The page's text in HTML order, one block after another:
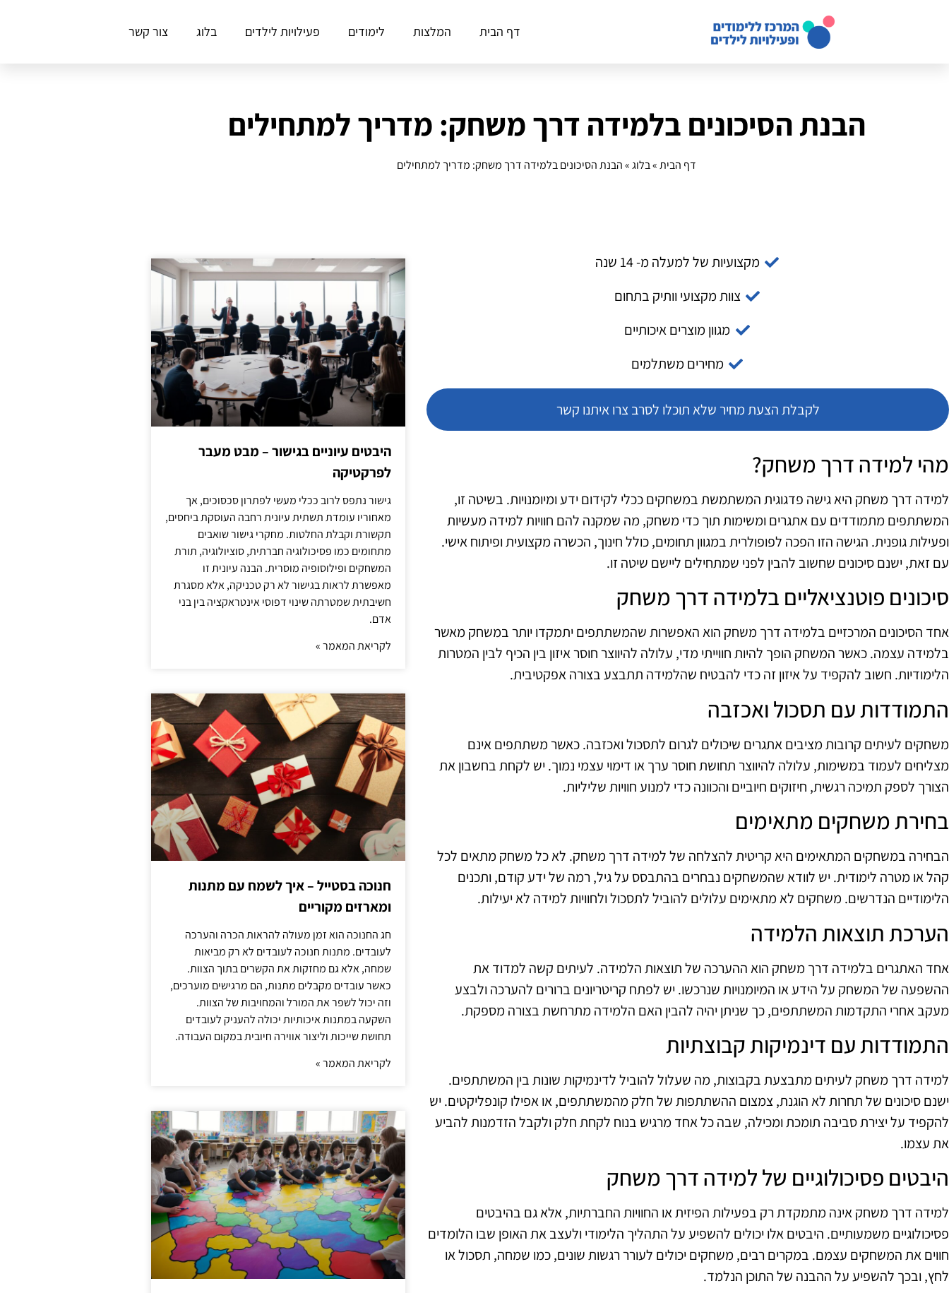
דף הבית המלצות לימודים פעילויות לילדים בלוג צור קשר
הבנת הסיכונים בלמידה דרך משחק: מדריך למתחילים
דף הבית»בלוג»הבנת הסיכונים בלמידה דרך משחק: מדריך למתחילים
מקצועיות של למעלה מ- 14 שנה
צוות מקצועי וותיק בתחום
מגוון מוצרים איכותיים
מחירים משתלמים
לקבלת הצעת מחיר שלא תוכלו לסרב צרו איתנו קשר
מהי למידה דרך משחק?
למידה דרך משחק היא גישה פדגוגית המשתמשת במשחקים ככלי לקידום ידע ומיומנויות. בשיטה זו,
המשתתפים מתמודדים עם אתגרים ומשימות תוך כדי משחק, מה שמקנה להם חוויות למידה מעשיות
ופעילות גופנית. הגישה הזו הפכה לפופולרית במגוון תחומים, כולל חינוך, הכשרה מקצועית ופיתוח אישי.
עם זאת, ישנם סיכונים שחשוב להבין לפני שמתחילים ליישם שיטה זו.
סיכונים פוטנציאליים בלמידה דרך משחק
אחד הסיכונים המרכזיים בלמידה דרך משחק הוא האפשרות שהמשתתפים יתמקדו יותר במשחק מאשר
בלמידה עצמה. כאשר המשחק הופך להיות חווייתי מדי, עלולה להיווצר חוסר איזון בין הכיף לבין המטרות
הלימודיות. חשוב להקפיד על איזון זה כדי להבטיח שהלמידה תתבצע בצורה אפקטיבית.
התמודדות עם תסכול ואכזבה
משחקים לעיתים קרובות מציבים אתגרים שיכולים לגרום לתסכול ואכזבה. כאשר משתתפים אינם
מצליחים לעמוד במשימות, עלולה להיווצר תחושת חוסר ערך או דימוי עצמי נמוך. יש לקחת בחשבון את
הצורך לספק תמיכה רגשית, חיזוקים חיוביים והכוונה כדי למנוע חוויות שליליות.
בחירת משחקים מתאימים
הבחירה במשחקים המתאימים היא קריטית להצלחה של למידה דרך משחק. לא כל משחק מתאים לכל
קהל או מטרה לימודית. יש לוודא שהמשחקים נבחרים בהתבסס על גיל, רמה של ידע קודם, ותכנים
הלימודיים הנדרשים. משחקים לא מתאימים עלולים להוביל לתסכול ולחוויות למידה לא יעילות.
הערכת תוצאות הלמידה
אחד האתגרים בלמידה דרך משחק הוא ההערכה של תוצאות הלמידה. לעיתים קשה למדוד את
ההשפעה של המשחק על הידע או המיומנויות שנרכשו. יש לפתח קריטריונים ברורים להערכה ולבצע
מעקב אחרי התקדמות המשתתפים, כך שניתן יהיה להבין האם הלמידה מתרחשת בצורה מספקת.
התמודדות עם דינמיקות קבוצתיות
למידה דרך משחק לעיתים מתבצעת בקבוצות, מה שעלול להוביל לדינמיקות שונות בין המשתתפים.
ישנם סיכונים של תחרות לא הוגנת, צמצום ההשתתפות של חלק מהמשתתפים, או אפילו קונפליקטים. יש
להקפיד על יצירת סביבה תומכת ומכילה, שבה כל אחד מרגיש בנוח לקחת חלק ולקבל הזדמנות להביע
את עצמו.
היבטים פסיכולוגיים של למידה דרך משחק
למידה דרך משחק אינה מתמקדת רק בפעילות הפיזית או החוויות החברתיות, אלא גם בהיבטים
פסיכולוגיים משמעותיים. היבטים אלו יכולים להשפיע על התהליך הלימודי ולעצב את האופן שבו הלומדים
חווים את המשחקים עצמם. במקרים רבים, משחקים יכולים לעורר רגשות שונים, כמו שמחה, תסכול או
לחץ, ובכך להשפיע על ההבנה של התוכן הנלמד.
היבטים עיוניים בגישור – מבט מעבר
לפרקטיקה
גישור נתפס לרוב ככלי מעשי לפתרון סכסוכים, אך
מאחוריו עומדת תשתית עיונית רחבה העוסקת ביחסים,
תקשורת וקבלת החלטות. מחקרי גישור שואבים
מתחומים כמו פסיכולוגיה חברתית, סוציולוגיה, תורת
המשחקים ופילוסופיה מוסרית. הבנה עיונית זו
מאפשרת לראות בגישור לא רק טכניקה, אלא מסגרת
חשיבתית שמטרתה שינוי דפוסי אינטראקציה בין בני
אדם.
לקריאת המאמר »
חנוכה בסטייל – איך לשמח עם מתנות
ומארזים מקוריים
חג החנוכה הוא זמן מעולה להראות הכרה והערכה
לעובדים. מתנות חנוכה לעובדים לא רק מביאות
שמחה, אלא גם מחזקות את הקשרים בתוך הצוות.
כאשר עובדים מקבלים מתנות, הם מרגישים מוערכים,
וזה יכול לשפר את המורל והמחויבות של הצוות.
השקעה במתנות איכותיות יכולה להעניק לעובדים
תחושת שייכות וליצור אווירה חיובית במקום העבודה.
לקריאת המאמר »